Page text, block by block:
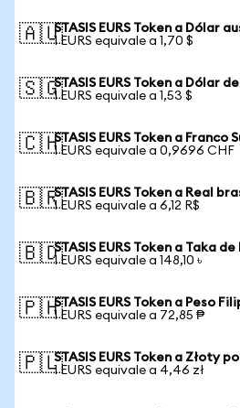
🇦🇺STASIS EURS Token a Dólar
1 EURS equivale a 1,70 $
🇸🇬STASIS EURS Token a Dólar
1 EURS equivale a 1,53 $
🇨🇭STASIS EURS Token a Franco
1 EURS equivale a 0,9696 CHF
🇧🇷STASIS EURS Token a Real
1 EURS equivale a 6,12 R$
🇧🇩STASIS EURS Token a Taka
1 EURS equivale a 148,10 ৳
🇵🇭STASIS EURS Token a Peso
1 EURS equivale a 72,85 ₱
🇵🇱STASIS EURS Token a Złoty
1 EURS equivale a 4,46 zł